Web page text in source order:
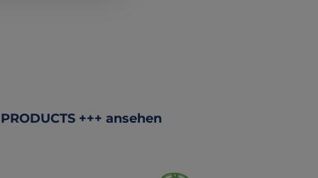
+++ ansehen